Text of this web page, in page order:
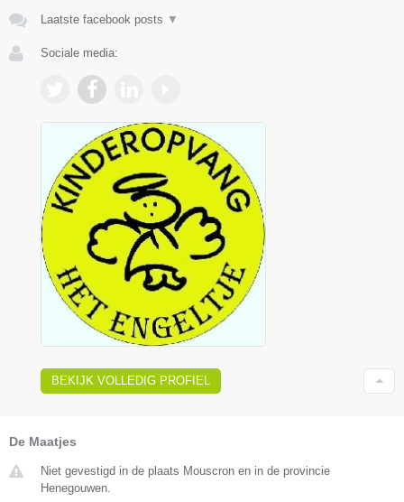
Laatste facebook posts ▼
Sociale media:
BEKIJK VOLLEDIG PROFIEL
De Maatjes
Niet gevestigd in de plaats Mouscron en in de provincie
Henegouwen.